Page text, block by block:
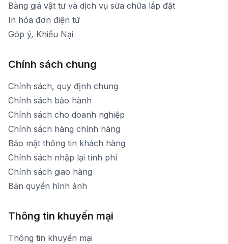
Bảng giá vật tư và dịch vụ sửa chữa lắp đặt
In hóa đơn điện tử
Góp ý, Khiếu Nại
Chính sách chung
Chính sách, quy định chung
Chính sách bảo hành
Chính sách cho doanh nghiệp
Chính sách hàng chính hãng
Bảo mật thông tin khách hàng
Chính sách nhập lại tính phí
Chính sách giao hàng
Bản quyền hình ảnh
Thông tin khuyến mại
Thông tin khuyến mại